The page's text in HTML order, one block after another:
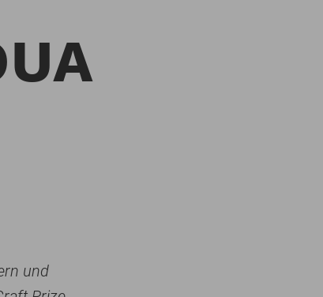
und